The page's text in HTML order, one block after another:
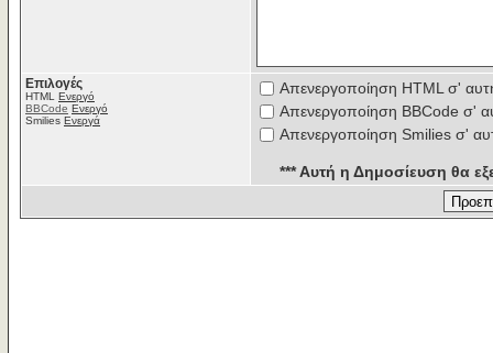
Επιλογές
HTML Ενεργό
BBCode Ενεργό
Smilies Ενεργά
Απενεργοποίηση HTML σ'
Απενεργοποίηση BBCode σ'
Απενεργοποίηση Smilies σ'
*** Αυτή η Δημοσίευση θα